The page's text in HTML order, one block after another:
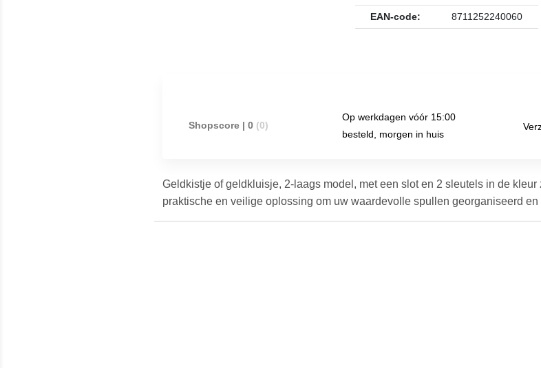
EAN-code:
8711252240060
Shopscore | 0(0)
Op werkdagen vóór 15:00 besteld,
morgen in huis
Geldkistje of geldkluisje, 2-laags model, met een slot en 2 sleutels in de
praktische en veilige oplossing om uw waardevolle spullen georganiseerd en